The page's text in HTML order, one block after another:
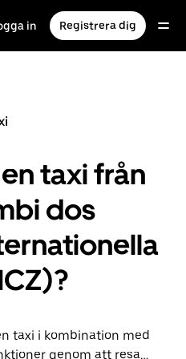
in Registrera dig
taxi från
dos
taxi i kombination med
genom att resa